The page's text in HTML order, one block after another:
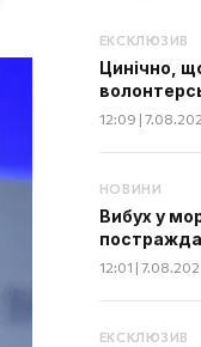
ЕКСКЛЮЗИВ
Цинічно,
12:09 |
НОВИНИ
Вибух у
12:01 |
ЕКСКЛЮЗИВ